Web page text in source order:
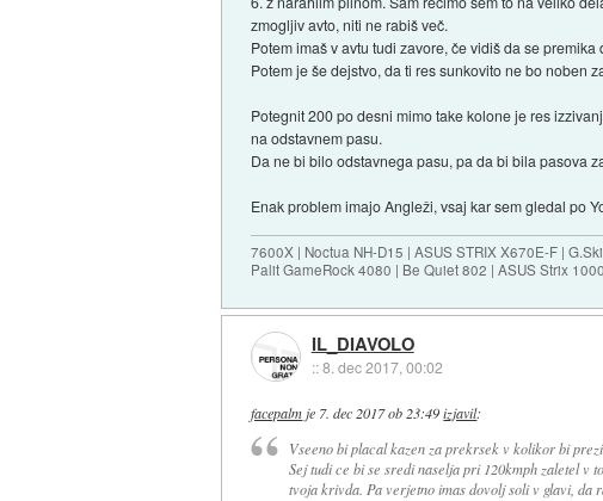
zmogljiv avto, niti ne rabiš več.
Potem imaš v avtu tudi zavore, če vidiš da se
Potem je še dejstvo, da ti res sunkovito ne bo noben
Potegnit 200 po desni mimo take kolone je res
na odstavnem pasu.
Da ne bi bilo odstavnega pasu, pa da bi bila pasova
Enak problem imajo Angleži, vsaj kar sem gledal po
7600X | Noctua NH-D15 | ASUS STRIX X670E-F |
Palit GameRock 4080 | Be Quiet 802 | ASUS Strix
IL_DIAVOLO
::8. dec 2017, 00:02
facepalm je 7. dec 2017 ob 23:49 izjavil:
Vseeno bi placal kazen za prekrsek v kolikor bi
Sej tudi ce bi se sredi naselja pri 120kmph zaletel v
tvoja krivda. Pa verjetno imas dovolj soli v glavi, da